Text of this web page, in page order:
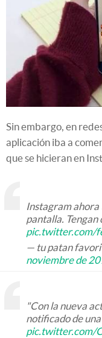
Sin embargo, en
aplicación iba a
que se hicieran en
Instagram ahora
pantalla. Tengan
pic.twitter.com/
— tu patan
noviembre de
"Con la nueva
notificado de
pic.twitter.com/